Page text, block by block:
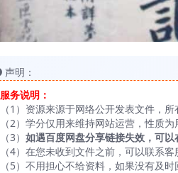
声明：
服务说明：
（1）资源来源于网络公开发表文件，
（2）学分仅用来维持网站运营，性质
（3） 如遇百度网盘分享链接失效，可
（4）在您未收到文件之前，可以联系
（5）不用担心不给资料，如果没有及